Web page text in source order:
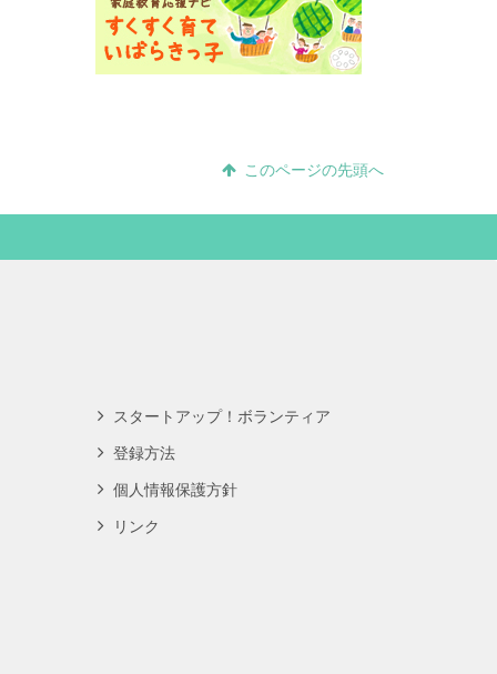
このページの先頭へ
スタートアップ！ボランティア
登録方法
個人情報保護方針
リンク